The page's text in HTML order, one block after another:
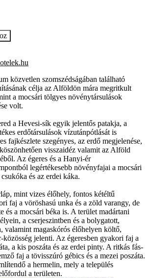
közvetlen szomszédságában található
célja az Alföldön mára megritkult
a mocsári tölgyes növénytársulások
volt.
a Hevesi-sík egyik jelentős patakja, a
erdőtársulások vízutánpótlását is
fajkészlete szegényes, az erdő megjelenése,
visszaidéz valamit az Alföld
Az égeres és a Hanyi-ér
legértékesebb növényfajai a mocsári
és az erdei káka.
mint vizes élőhely, fontos kétéltű
faj a vöröshasú unka és a zöld varangy, de
és a mocsári béka is. A terület madártani
a cserjeszintben és a bolygatott,
valamint magaskórós élőhelyen költő,
közösség jelenti. Az égeresben gyakori faj a
a kis poszáta és az erdei pinty. A ritkás fás-
faj a tövisszúró gébics és a mezei poszáta.
a hermelin, mely a település
a területen.